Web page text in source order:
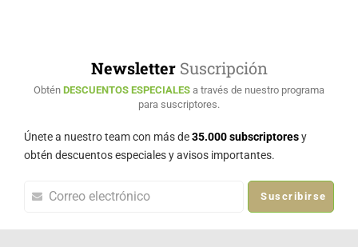
NewsletterSuscripción
Obtén DESCUENTOS ESPECIALES a través de nuestro programa
para suscriptores.
Únete a nuestro team con más de35.000 subscriptoresy
obtén descuentos especiales y avisos importantes.
Suscribirse